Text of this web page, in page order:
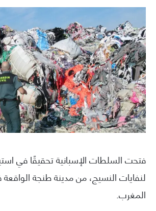
فتحت السلطات الإسبانية تحقيقًا في
لنفايات النسيج، من مدينة طنجة
المغرب.